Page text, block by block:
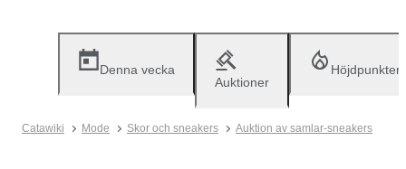
Denna vecka
Auktioner
Höjdpunkter
Catawiki Mode Skor och sneakers Auktion av samlar-sneakers